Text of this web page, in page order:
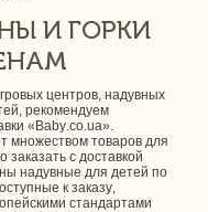
И ГОРКИ
центров, надувных
рекомендуем
«Baby.co.ua».
множеством товаров для
заказать с доставкой
надувные для детей по
к заказу,
стандартами